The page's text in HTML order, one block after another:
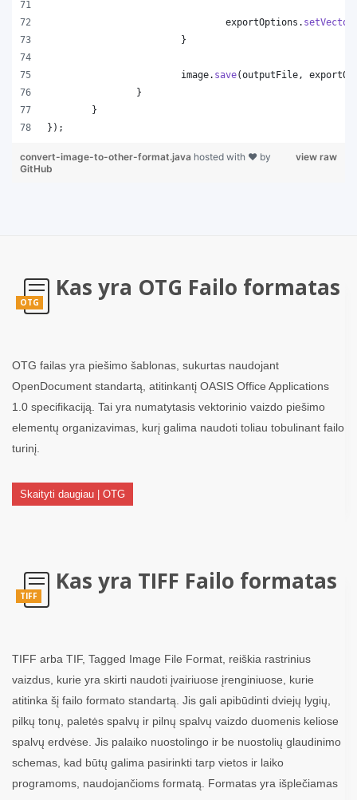
exportOptions .
			}
image. save(outputFile ,
		}
	}
});
view raw
convert-image-to-other-format.java hosted with ❤ by
GitHub
OTG
Kas yra OTG Failo formatas
OTG failas yra piešimo šablonas, sukurtas naudojant
OpenDocument standartą, atitinkantį OASIS Office Applications
1.0 specifikaciją. Tai yra numatytasis vektorinio vaizdo piešimo
elementų organizavimas, kurį galima naudoti toliau tobulinant failo
turinį.
Skaityti daugiau | OTG
TIFF
Kas yra TIFF Failo formatas
TIFF arba TIF, Tagged Image File Format, reiškia rastrinius
vaizdus, ​​kurie yra skirti naudoti įvairiuose įrenginiuose, kurie
atitinka šį failo formato standartą. Jis gali apibūdinti dviejų lygių,
pilkų tonų, paletės spalvų ir pilnų spalvų vaizdo duomenis keliose
spalvų erdvėse. Jis palaiko nuostolingo ir be nuostolių glaudinimo
schemas, kad būtų galima pasirinkti tarp vietos ir laiko
programoms, naudojančioms formatą. Formatas yra išplečiamas